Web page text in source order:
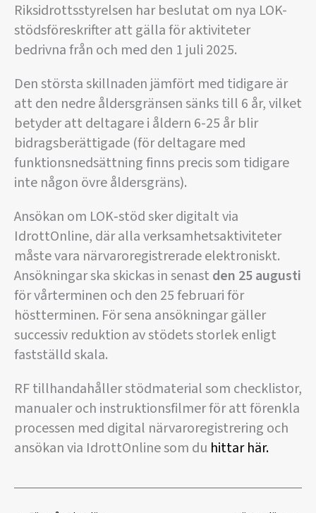
Riksidrottsstyrelsen har beslutat om nya LOK-
stödsföreskrifter att gälla för aktiviteter
bedrivna från och med den 1 juli 2025.
Den största skillnaden jämfört med tidigare är
att den nedre åldersgränsen sänks till 6 år, vilket
betyder att deltagare i åldern 6-25 år blir
bidragsberättigade (för deltagare med
funktionsnedsättning finns precis som tidigare
inte någon övre åldersgräns).
Ansökan om LOK‑stöd sker digitalt via
IdrottOnline, där alla verksamhetsaktiviteter
måste vara närvaroregistrerade elektroniskt.
Ansökningar ska skickas in senast den 25 augusti
för vårterminen och den 25 februari för
höstterminen. För sena ansökningar gäller
successiv reduktion av stödets storlek enligt
fastställd skala.
RF tillhandahåller stödmaterial som checklistor,
manualer och instruktionsfilmer för att förenkla
processen med digital närvaroregistrering och
ansökan via IdrottOnline som du hittar här.